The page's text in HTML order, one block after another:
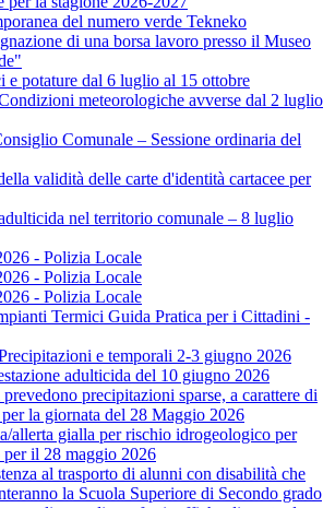
del numero verde Tekneko
di una borsa lavoro presso il Museo
e potature dal 6 luglio al 15 ottobre
meteorologiche avverse dal 2 luglio
Comunale – Sessione ordinaria del
validità delle carte d'identità cartacee per
nel territorio comunale – 8 luglio
- Polizia Locale
- Polizia Locale
- Polizia Locale
Termici Guida Pratica per i Cittadini -
e temporali 2-3 giugno 2026
adulticida del 10 giugno 2026
precipitazioni sparse, a carattere di
la giornata del 28 Maggio 2026
allerta gialla per rischio idrogeologico per
il 28 maggio 2026
al trasporto di alunni con disabilità che
la Scuola Superiore di Secondo grado